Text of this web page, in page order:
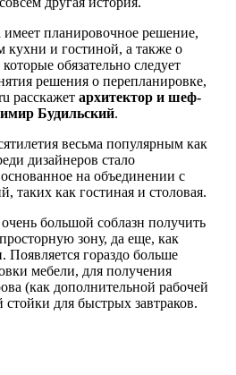
планировочное решение,
кухни и гостиной, а также о
обязательно следует
решения о перепланировке,
расскажет архитектор и шеф-
Будильский.
весьма популярным как
дизайнеров стало
на объединении с
таких как гостиная и столовая.
большой соблазн получить
зону, да еще, как
гораздо больше
мебели, для получения
(как дополнительной рабочей
для быстрых завтраков.